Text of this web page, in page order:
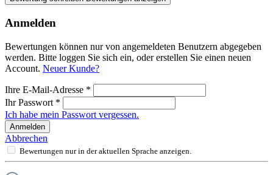
Anmelden
Bewertungen können nur von angemeldeten Benutzern abgegeben
werden. Bitte loggen Sie sich ein, oder erstellen Sie einen neuen
Account. Neuer Kunde?
Ihre E-Mail-Adresse *
Ihr Passwort *
Ich habe mein Passwort vergessen.
Anmelden
Abbrechen
Bewertungen nur in der aktuellen Sprache anzeigen.